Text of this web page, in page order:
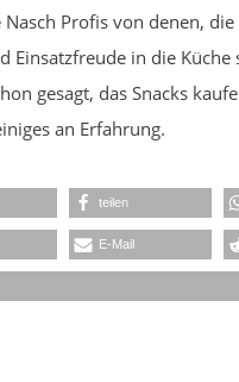
Profis von denen,
Einsatzfreude in die Küche
gesagt, das Snacks
an Erfahrung.
teilen
E-Mail